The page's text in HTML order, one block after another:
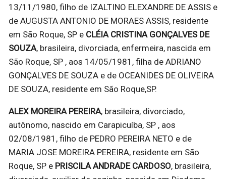
13/11/1980, filho de IZALTINO ELEXANDRE DE ASSIS e
de AUGUSTA ANTONIO DE MORAES ASSIS, residente
em São Roque, SP e CLÉIA CRISTINA GONÇALVES DE
SOUZA, brasileira, divorciada, enfermeira, nascida em
São Roque, SP , aos 14/05/1981, filha de ADRIANO
GONÇALVES DE SOUZA e de OCEANIDES DE OLIVEIRA
DE SOUZA, residente em São Roque,SP.
ALEX MOREIRA PEREIRA, brasileira, divorciado,
autônomo, nascido em Carapicuíba, SP , aos
02/08/1981, filho de PEDRO PEREIRA NETO e de
MARIA JOSE MOREIRA PEREIRA, residente em São
Roque, SP e PRISCILA ANDRADE CARDOSO, brasileira,